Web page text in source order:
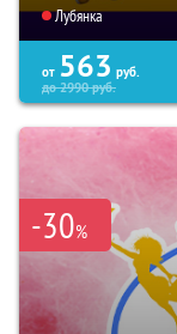
Лубянка
от 563 руб.
до2990руб.
-30%